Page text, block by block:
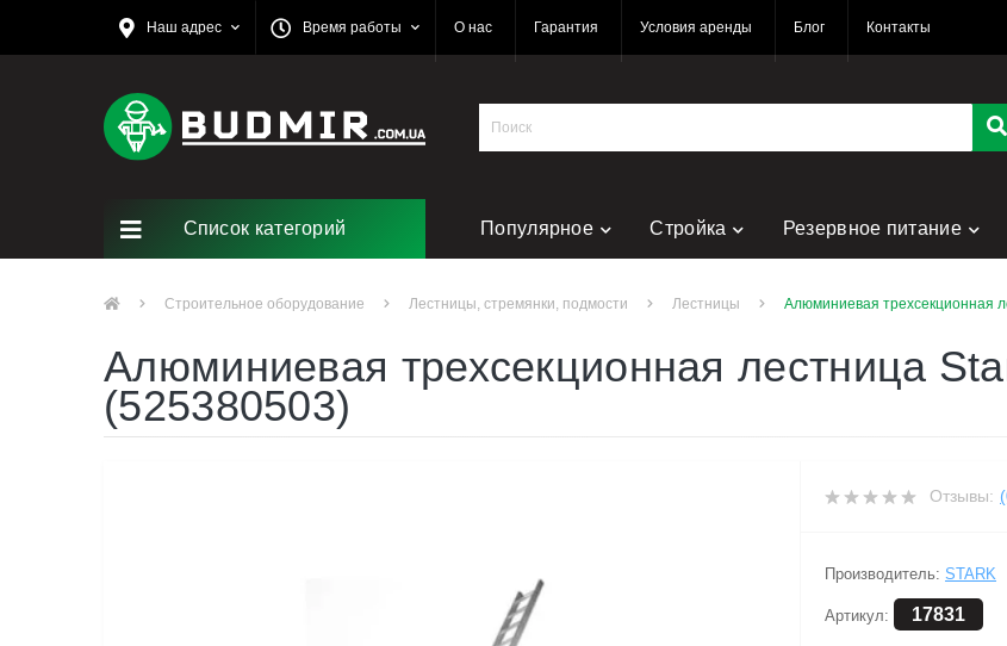
Наш адрес Время работы О нас Гарантия Условия аренды Блог Контакты
Список категорий Популярное Стройка Резервное питание
Строительное оборудование Лестницы, стремянки, подмости Лестницы Алюминиевая трехсекционная
Алюминиевая трехсекционная лестница
(525380503)
Отзывы:
Производитель: STARK
Артикул: 17831